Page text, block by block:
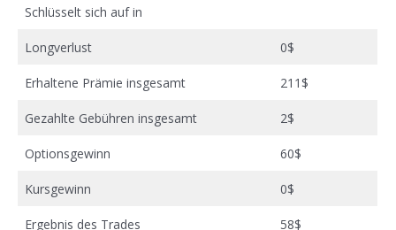
Schlüsselt sich auf in
Longverlust 0$
Erhaltene Prämie insgesamt 211$
Gezahlte Gebühren insgesamt 2$
Optionsgewinn 60$
Kursgewinn 0$
Ergebnis des Trades 58$